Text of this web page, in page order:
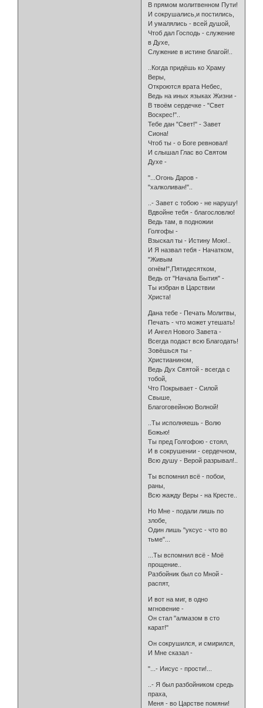
В прямом молитвенном Пути!
И сокрушались,и постились,
И умалялись - всей душой,
Чтоб дал Господь - служение
в Духе,
Служение в истине благой!..
..Когда придёшь ко Храму
Веры,
Откроются врата Небес,
Ведь на иных языках Жизни -
В твоём сердечке - "Свет
Воскрес!"..
Тебе дан "Свет!" - Завет
Сиона!
Чтоб ты - о Боге ревновал!
И слышал Глас во Святом
Духе -
"...Огонь Даров -
"халколиван!"..
..- Завет с тобою - не нарушу!
Вдвойне тебя - благословлю!
Ведь там, в подножии
Голгофы -
Взыскал ты - Истину Мою!..
И Я назвал тебя - Начатком,
"Живым
огнём!",Пятидесятком,
Ведь от "Начала Бытия" -
Ты избран в Царствии
Христа!
Дана тебе - Печать Молитвы,
Печать - что может утешать!
И Ангел Нового Завета -
Всегда подаст всю Благодать!
Зовёшься ты -
Христианином,
Ведь Дух Святой - всегда с
тобой,
Что Покрывает - Силой
Свыше,
Благоговейною Волной!
..Ты исполняешь - Волю
Божью!
Ты пред Голгофою - стоял,
И в сокрушении - сердечном,
Всю душу - Верой разрывал!..
Ты вспомнил всё - побои,
раны,
Всю жажду Веры - на Кресте..
Но Мне - подали лишь по
злобе,
Один лишь "уксус - что во
тьме"...
...Ты вспомнил всё - Моё
прощение..
Разбойник был со Мной -
распят,
И вот на миг, в одно
мгновение -
Он стал "алмазом в сто
карат!"
Он сокрушился, и смирился,
И Мне сказал -
"...- Иисус - прости!...
..- Я был разбойником средь
праха,
Меня - во Царстве помяни!